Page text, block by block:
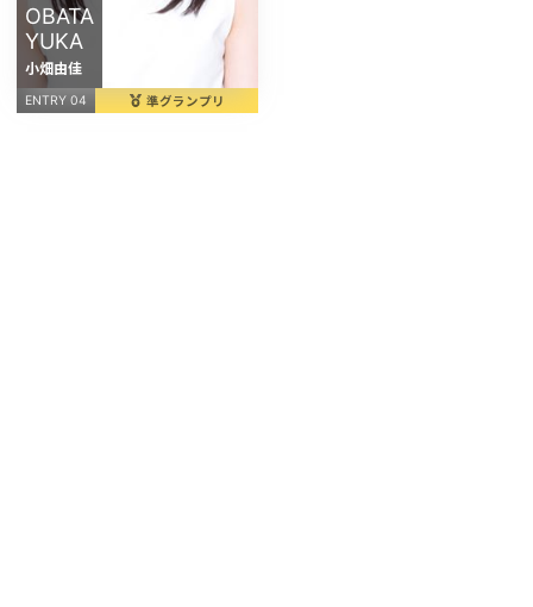
OBATA
YUKA
小畑由佳
ENTRY 04 準グランプリ